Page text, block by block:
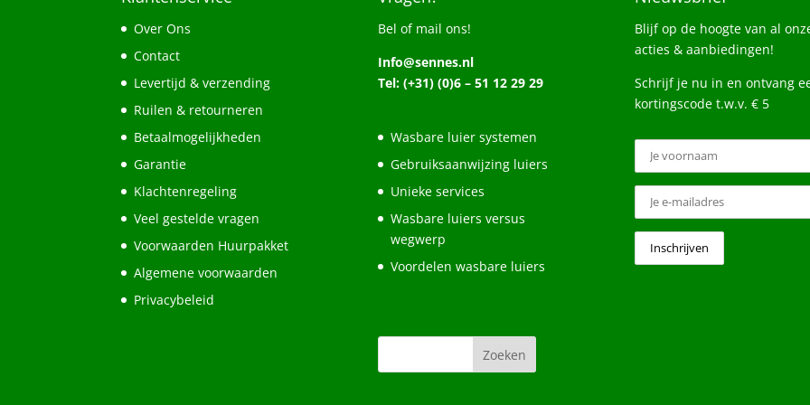
Over Ons
Contact
Levertijd & verzending
Ruilen & retourneren
Betaalmogelijkheden
Garantie
Klachtenregeling
Veel gestelde vragen
Voorwaarden Huurpakket
Algemene voorwaarden
Privacybeleid
Bel of mail ons!
Info@sennes.nl
Tel: (+31) (0)6 – 51 12 29 29
Wasbare luier systemen
Gebruiksaanwijzing luiers
Unieke services
Wasbare luiers versus
wegwerp
Voordelen wasbare luiers
Blijf op de hoogte van al
acties & aanbiedingen!
Schrijf je nu in en ontvang
kortingscode t.w.v. € 5